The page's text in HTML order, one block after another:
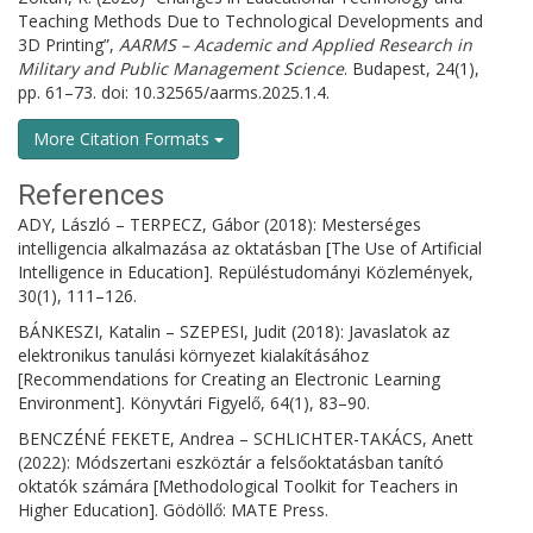
Teaching Methods Due to Technological Developments and
3D Printing”, AARMS – Academic and Applied Research in
Military and Public Management Science. Budapest, 24(1),
pp. 61–73. doi: 10.32565/aarms.2025.1.4.
More Citation Formats
References
ADY, László – TERPECZ, Gábor (2018): Mesterséges
intelligencia alkalmazása az oktatásban [The Use of Artificial
Intelligence in Education]. Repüléstudományi Közlemények,
30(1), 111–126.
BÁNKESZI, Katalin – SZEPESI, Judit (2018): Javaslatok az
elektronikus tanulási környezet kialakításához
[Recommendations for Creating an Electronic Learning
Environment]. Könyvtári Figyelő, 64(1), 83–90.
BENCZÉNÉ FEKETE, Andrea – SCHLICHTER-TAKÁCS, Anett
(2022): Módszertani eszköztár a felsőoktatásban tanító
oktatók számára [Methodological Toolkit for Teachers in
Higher Education]. Gödöllő: MATE Press.